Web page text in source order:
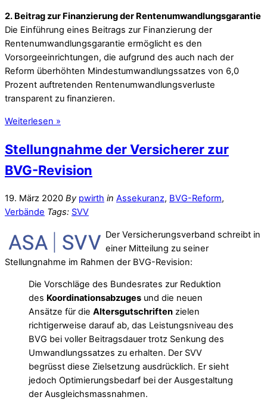
2. Beitrag zur Finanzierung der Rentenumwandlungsgarantie
Die Einführung eines Beitrags zur Finanzierung der
Rentenumwandlungsgarantie ermöglicht es den
Vorsorgeeinrichtungen, die aufgrund des auch nach der
Reform überhöhten Mindestumwandlungssatzes von 6,0
Prozent auftretenden Rentenumwandlungsverluste
transparent zu finanzieren.
Weiterlesen »
Stellungnahme der Versicherer zur
BVG-Revision
19. März 2020 By pwirth in Assekuranz, BVG-Reform,
Verbände Tags: SVV
Der Versicherungsverband schreibt in
einer Mitteilung zu seiner
Stellungnahme im Rahmen der BVG-Revision:
Die Vorschläge des Bundesrates zur Reduktion
des Koordinationsabzuges und die neuen
Ansätze für die Altersgutschriften zielen
richtigerweise darauf ab, das Leistungsniveau des
BVG bei voller Beitragsdauer trotz Senkung des
Umwandlungssatzes zu erhalten. Der SVV
begrüsst diese Zielsetzung ausdrücklich. Er sieht
jedoch Optimierungsbedarf bei der Ausgestaltung
der Ausgleichsmassnahmen.